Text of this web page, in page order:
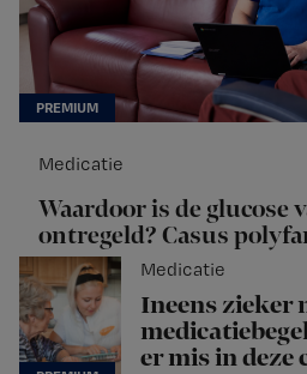
Medicatie
Waardoor is de glucose
ontregeld? Casus
Medicatie
Ineens zieker
er mis in deze